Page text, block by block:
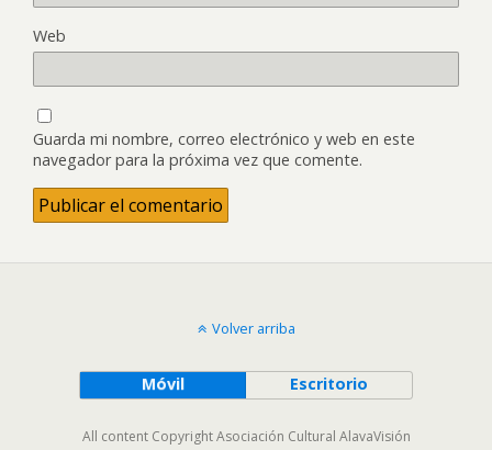
Web
Guarda mi nombre, correo electrónico y web en este
navegador para la próxima vez que comente.
Volver arriba
Móvil Escritorio
All content Copyright Asociación Cultural AlavaVisión